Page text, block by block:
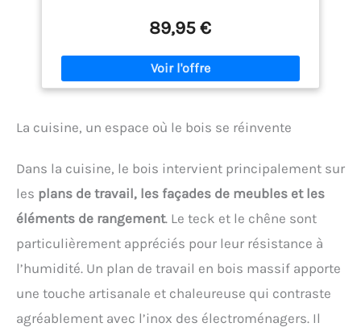
petit tiroir placé au centre de la face avant de la
table, vous pourrez même y ranger quelques petits
objets du quotidien dont vous avez besoin Cette
table basse en bois est également décoré de clou
en métal noir et les 4 pieds sont également
laissant apparaître volontairement la madrure et
89,95 €
La cuisine, un espace où le bois se réinvente
Dans la cuisine, le bois intervient principalement sur
les plans de travail, les façades de meubles et les
éléments de rangement. Le teck et le chêne sont
particulièrement appréciés pour leur résistance à
l’humidité. Un plan de travail en bois massif apporte
une touche artisanale et chaleureuse qui contraste
agréablement avec l’inox des électroménagers. Il